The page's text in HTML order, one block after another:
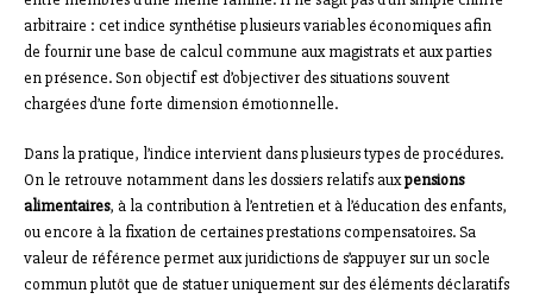
arbitraire : cet indice synthétise plusieurs variables économiques afin
de fournir une base de calcul commune aux magistrats et aux parties
en présence. Son objectif est d’objectiver des situations souvent
chargées d’une forte dimension émotionnelle.
Dans la pratique, l’indice intervient dans plusieurs types de procédures.
On le retrouve notamment dans les dossiers relatifs auxpensions
alimentaires, à la contribution à l’entretien et à l’éducation des enfants,
ou encore à la fixation de certaines prestations compensatoires. Sa
valeur de référence permet aux juridictions de s’appuyer sur un socle
commun plutôt que de statuer uniquement sur des éléments déclaratifs